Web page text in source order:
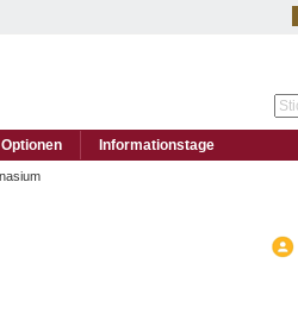
Optionen Informationstage